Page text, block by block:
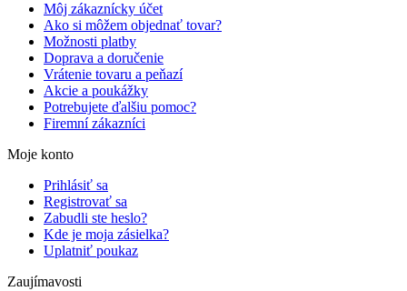
Môj zákaznícky účet
Ako si môžem objednať tovar?
Možnosti platby
Doprava a doručenie
Vrátenie tovaru a peňazí
Akcie a poukážky
Potrebujete ďalšiu pomoc?
Firemní zákazníci
Moje konto
Prihlásiť sa
Registrovať sa
Zabudli ste heslo?
Kde je moja zásielka?
Uplatniť poukaz
Zaujímavosti